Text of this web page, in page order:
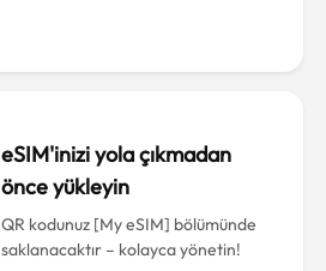
eSIM'inizi yola çıkmadan
önce yükleyin
QR kodunuz [My eSIM] bölümünde
saklanacaktır – kolayca yönetin!